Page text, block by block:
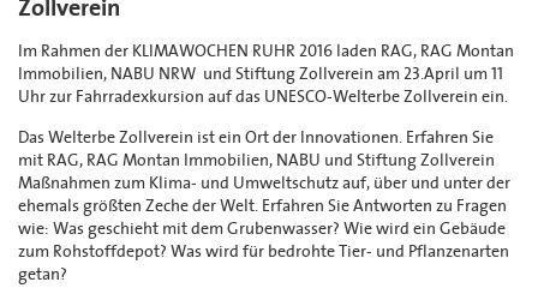
Zollverein
Im Rahmen der KLIMAWOCHEN RUHR 2016 laden RAG, RAG Montan
Immobilien, NABU NRW und Stiftung Zollverein am 23.April um 11
Uhr zur Fahrradexkursion auf das UNESCO-Welterbe Zollverein ein.
Das Welterbe Zollverein ist ein Ort der Innovationen. Erfahren Sie
mit RAG, RAG Montan Immobilien, NABU und Stiftung Zollverein
Maßnahmen zum Klima- und Umweltschutz auf, über und unter der
ehemals größten Zeche der Welt. Erfahren Sie Antworten zu Fragen
wie: Was geschieht mit dem Grubenwasser? Wie wird ein Gebäude
zum Rohstoffdepot? Was wird für bedrohte Tier- und Pflanzenarten
getan?